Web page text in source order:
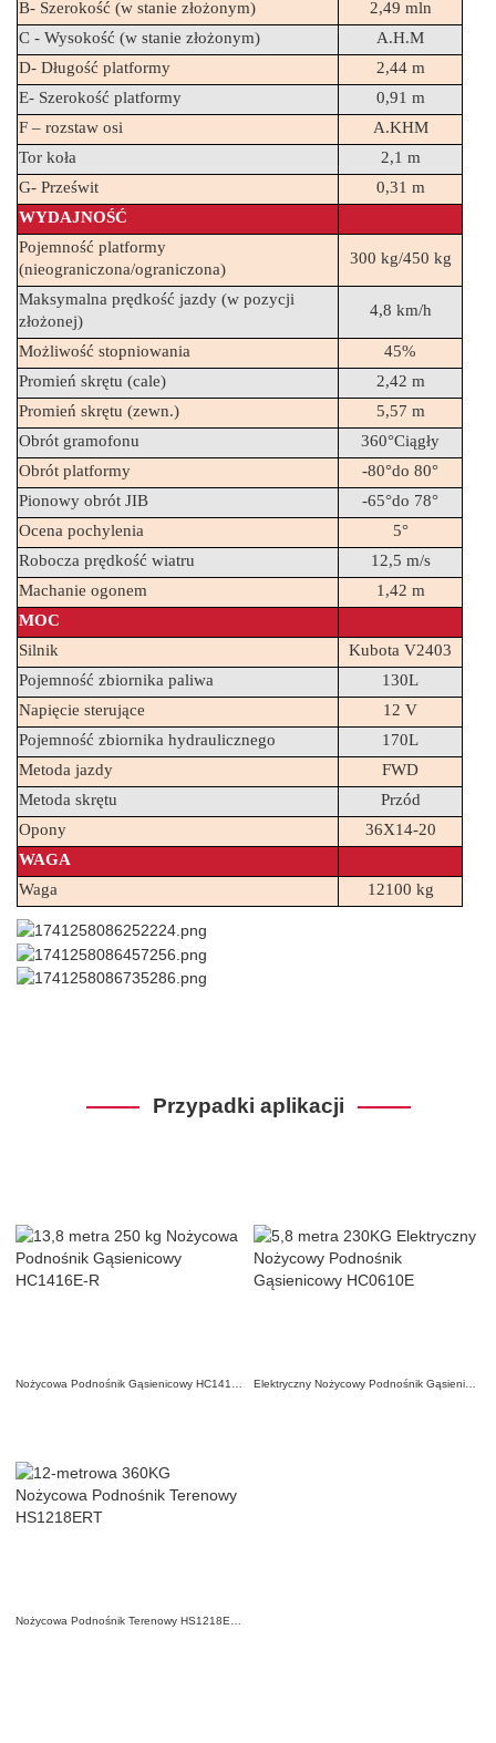
B- Szerokość (w stanie złożonym)
2,49 mln
C - Wysokość (w stanie złożonym)
A.H.M
D- Długość platformy
2,44 m
E- Szerokość platformy
0,91 m
F – rozstaw osi
A.KHM
Tor koła
2,1 m
G- Prześwit
0,31 m
WYDAJNOŚĆ
Pojemność platformy
(nieograniczona/ograniczona)
300 kg/450 kg
Maksymalna prędkość jazdy (w pozycji
złożonej)
4,8 km/h
Możliwość stopniowania
45%
Promień skrętu (cale)
2,42 m
Promień skrętu (zewn.)
5,57 m
Obrót gramofonu
360°Ciągły
Obrót platformy
-80°do 80°
Pionowy obrót JIB
-65°do 78°
Ocena pochylenia
5°
Robocza prędkość wiatru
12,5 m/s
Machanie ogonem
1,42 m
MOC
Silnik
Kubota V2403
Pojemność zbiornika paliwa
130L
Napięcie sterujące
12 V
Pojemność zbiornika hydraulicznego
170L
Metoda jazdy
FWD
Metoda skrętu
Przód
Opony
36X14-20
WAGA
Waga
12100 kg
Przypadki aplikacji